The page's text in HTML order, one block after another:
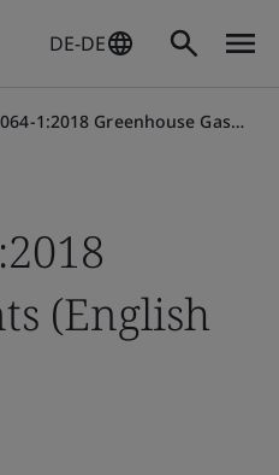
DE-DE
Greenhouse Gas Requirements
(English